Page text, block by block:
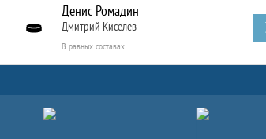
Денис Ромадин
Дмитрий Киселев
В равных составах